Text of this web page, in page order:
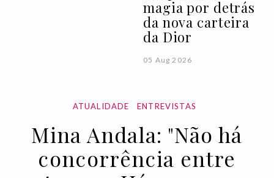
magia por detrás
da nova carteira
da Dior
05 Aug 2026
ATUALIDADE ENTREVISTAS
Mina Andala: "Não há
concorrência entre